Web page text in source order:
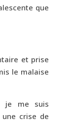
que
et prise
le malaise
je me suis
crise de